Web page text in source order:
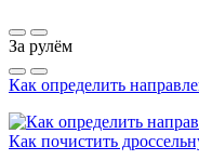
За рулём
Как определить
Как почистить